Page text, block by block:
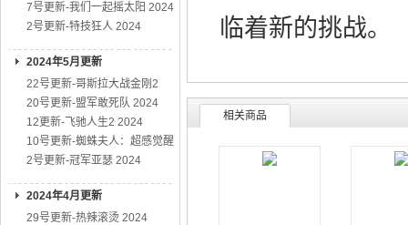
7号更新-我们一起摇太阳 2024
2号更新-特技狂人 2024
2024年5月更新
22号更新-哥斯拉大战金刚2
20号更新-盟军敢死队 2024
12更新-飞驰人生2 2024
10号更新-蜘蛛夫人：超感觉醒
2号更新-冠军亚瑟 2024
2024年4月更新
29号更新-热辣滚烫 2024
临着新的挑战。
相关商品